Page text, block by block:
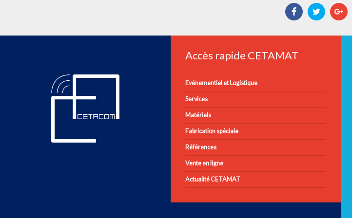
FacebookTwitter
Accès rapide CETAMAT
Evénementiel et Logistique
Services
Matériels
Fabrication spéciale
Références
Vente en ligne
Actualité CETAMAT